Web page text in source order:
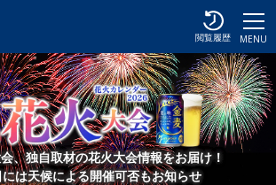
MENU
閲覧履歴
、独自取材の花火大会情報をお届け！
は天候による開催可否もお知らせ